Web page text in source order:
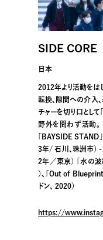
SIDE CORE
日本
2012年より活動をは
転換、隙間への介入
チャーを切り口とし
野外を問わず活動。
「BAYSIDE STAND
3年/ 石川、珠洲市） -
2年／東京） 「水の波
）、「Out of
ドン、 2020）
https://